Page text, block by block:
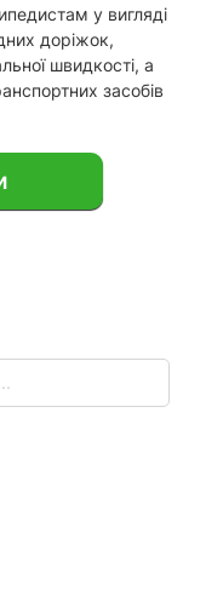
у вигляді
доріжок,
швидкості, а
засобів